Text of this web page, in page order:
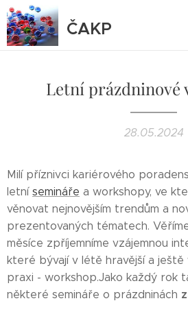
ČAKP
Letní prázdninové
28.05.2024
Milí příznivci kariérového
letní semináře a workshopy, ve
věnovat nejnovějším trendům a
prezentovaných tématech.
měsíce zpříjemníme vzájemnou
které bývají v létě hravější a ještě
praxi - workshop.Jako každý rok
některé semináře o prázdninách